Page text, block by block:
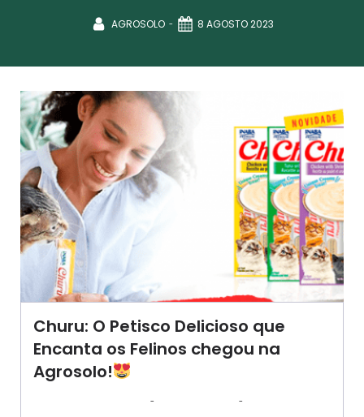
AGROSOLO - 8 AGOSTO 2023
Churu: O Petisco Delicioso que
Encanta os Felinos chegou na
Agrosolo!
- -